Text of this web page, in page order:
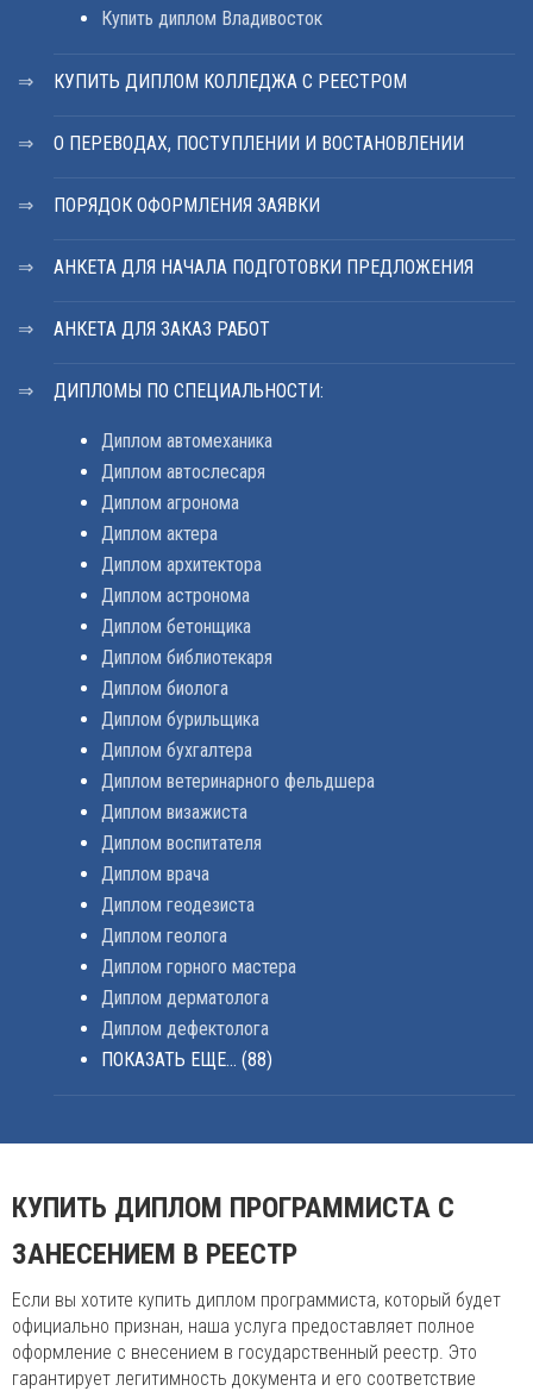
Купить диплом Владивосток
КУПИТЬ ДИПЛОМ КОЛЛЕДЖА С РЕЕСТРОМ
О ПЕРЕВОДАХ, ПОСТУПЛЕНИИ И ВОСТАНОВЛЕНИИ
ПОРЯДОК ОФОРМЛЕНИЯ ЗАЯВКИ
АНКЕТА ДЛЯ НАЧАЛА ПОДГОТОВКИ ПРЕДЛОЖЕНИЯ
АНКЕТА ДЛЯ ЗАКАЗ РАБОТ
ДИПЛОМЫ ПО СПЕЦИАЛЬНОСТИ:
Диплом автомеханика
Диплом автослесаря
Диплом агронома
Диплом актера
Диплом архитектора
Диплом астронома
Диплом бетонщика
Диплом библиотекаря
Диплом биолога
Диплом бурильщика
Диплом бухгалтера
Диплом ветеринарного фельдшера
Диплом визажиста
Диплом воспитателя
Диплом врача
Диплом геодезиста
Диплом геолога
Диплом горного мастера
Диплом дерматолога
Диплом дефектолога
ПОКАЗАТЬ ЕЩЕ... (88)
КУПИТЬ ДИПЛОМ ПРОГРАММИСТА С
ЗАНЕСЕНИЕМ В РЕЕСТР
Если вы хотите купить диплом программиста, который будет
официально признан, наша услуга предоставляет полное
оформление с внесением в государственный реестр. Это
гарантирует легитимность документа и его соответствие